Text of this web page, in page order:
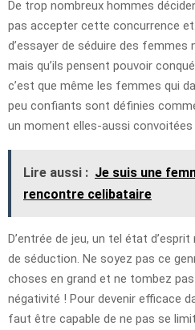
De trop nombreux hommes
pas accepter cette concurrence
d’essayer de séduire des femmes
mais qu’ils pensent pouvoir
c’est que même les femmes qui
peu confiants sont définies
un moment elles-aussi convoitées
Lire aussi : Je suis une
rencontre celibataire
D’entrée de jeu, un tel état
de séduction. Ne soyez pas ce
choses en grand et ne tombez
négativité ! Pour devenir efficace
faut être capable de ne pas se